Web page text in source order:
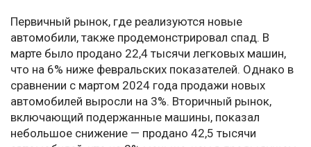
Первичный рынок, где реализуются новые
автомобили, также продемонстрировал спад. В
марте было продано 22,4 тысячи легковых машин,
что на 6% ниже февральских показателей. Однако в
сравнении с мартом 2024 года продажи новых
автомобилей выросли на 3%. Вторичный рынок,
включающий подержанные машины, показал
небольшое снижение — продано 42,5 тысячи